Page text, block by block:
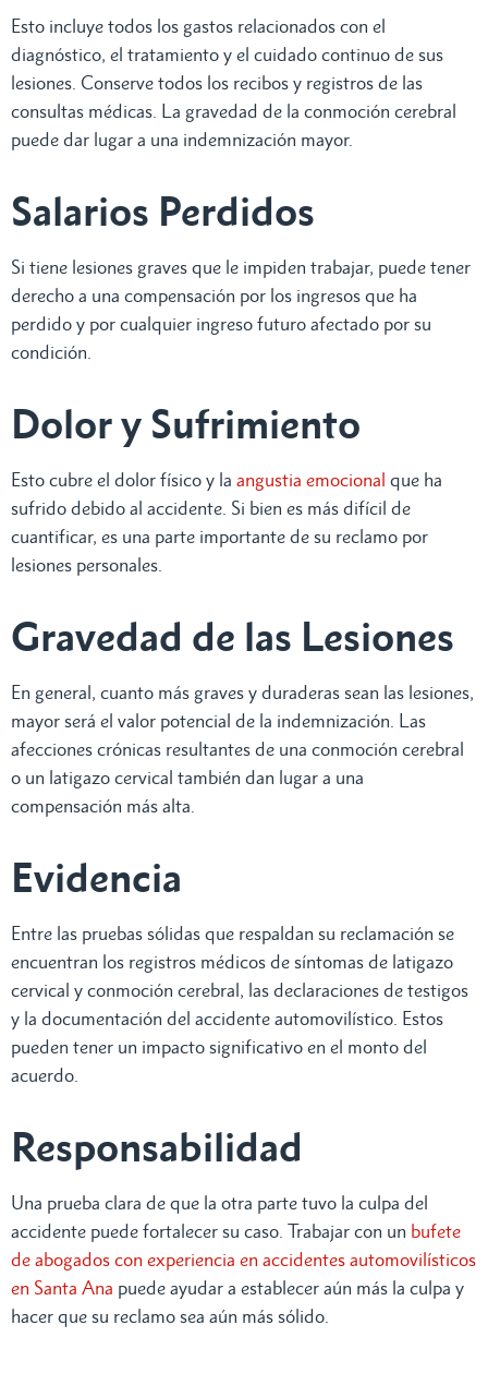
Esto incluye todos los gastos relacionados con el
diagnóstico, el tratamiento y el cuidado continuo de sus
lesiones. Conserve todos los recibos y registros de las
consultas médicas. La gravedad de la conmoción cerebral
puede dar lugar a una indemnización mayor.
Salarios Perdidos
Si tiene lesiones graves que le impiden trabajar, puede tener
derecho a una compensación por los ingresos que ha
perdido y por cualquier ingreso futuro afectado por su
condición.
Dolor y Sufrimiento
Esto cubre el dolor físico y la angustia emocional que ha
sufrido debido al accidente. Si bien es más difícil de
cuantificar, es una parte importante de su reclamo por
lesiones personales.
Gravedad de las Lesiones
En general, cuanto más graves y duraderas sean las lesiones,
mayor será el valor potencial de la indemnización. Las
afecciones crónicas resultantes de una conmoción cerebral
o un latigazo cervical también dan lugar a una
compensación más alta.
Evidencia
Entre las pruebas sólidas que respaldan su reclamación se
encuentran los registros médicos de síntomas de latigazo
cervical y conmoción cerebral, las declaraciones de testigos
y la documentación del accidente automovilístico. Estos
pueden tener un impacto significativo en el monto del
acuerdo.
Responsabilidad
Una prueba clara de que la otra parte tuvo la culpa del
accidente puede fortalecer su caso. Trabajar con un bufete
de abogados con experiencia en accidentes automovilísticos
en Santa Ana puede ayudar a establecer aún más la culpa y
hacer que su reclamo sea aún más sólido.